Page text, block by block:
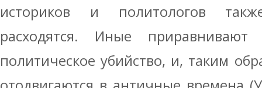
историков и политологов
расходятся. Иные
политическое убийство, и, таким